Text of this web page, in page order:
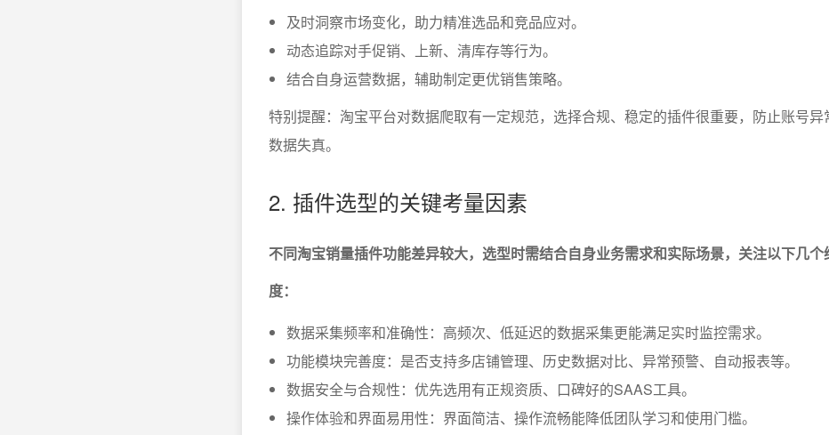
及时洞察市场变化，助力精准选品和竞品应对。
动态追踪对手促销、上新、清库存等行为。
结合自身运营数据，辅助制定更优销售策略。
特别提醒：淘宝平台对数据爬取有一定规范，选择合规、稳定的插件很重要，防止账号异
数据失真。
2. 插件选型的关键考量因素
不同淘宝销量插件功能差异较大，选型时需结合自身业务需求和实际场景，关注以下几个
度：
数据采集频率和准确性：高频次、低延迟的数据采集更能满足实时监控需求。
功能模块完善度：是否支持多店铺管理、历史数据对比、异常预警、自动报表等。
数据安全与合规性：优先选用有正规资质、口碑好的SAAS工具。
操作体验和界面易用性：界面简洁、操作流畅能降低团队学习和使用门槛。